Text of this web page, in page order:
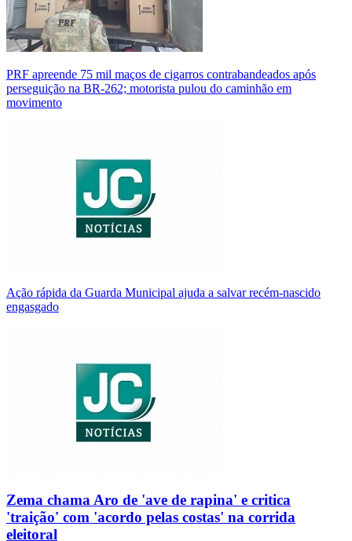
PRF apreende 75 mil maços de cigarros contrabandeados após
perseguição na BR-262; motorista pulou do caminhão em
movimento
Ação rápida da Guarda Municipal ajuda a salvar recém-nascido
engasgado
Zema chama Aro de 'ave de rapina' e critica
'traição' com 'acordo pelas costas' na corrida
eleitoral